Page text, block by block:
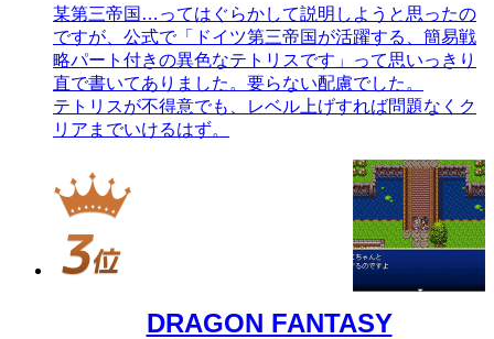
某第三帝国…ってはぐらかして説明しようと思ったの
ですが、公式で「ドイツ第三帝国が活躍する、簡易戦
略パート付きの異色なテトリスです」って思いっきり
直で書いてありました。要らない配慮でした。
テトリスが不得意でも、レベル上げすれば問題なくク
リアまでいけるはず。
DRAGON FANTASY